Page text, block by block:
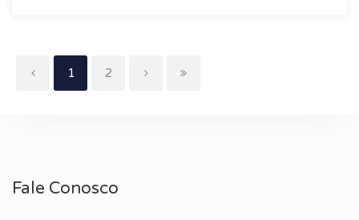
1(current)
2
Fale Conosco